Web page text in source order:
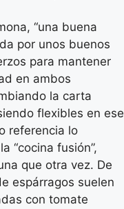
“una buena
por unos buenos
para mantener
en ambos
la carta
flexibles en ese
referencia lo
“cocina fusión”,
que otra vez. De
espárragos suelen
con tomate